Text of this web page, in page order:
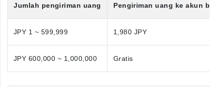
Jumlah pengiriman uang Pengiriman uang ke akun
JPY 1 ~ 599,999 1,980 JPY
JPY 600,000 ~ 1,000,000 Gratis